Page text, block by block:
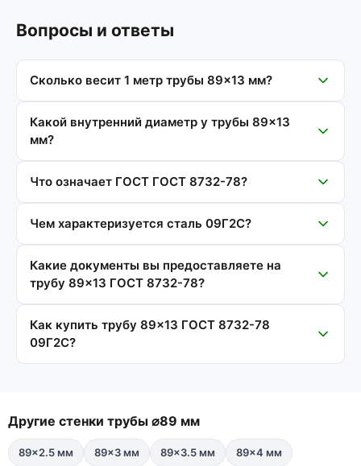
Вопросы и ответы
Сколько весит 1 метр трубы 89×13 мм?
Какой внутренний диаметр у трубы 89×13
мм?
Что означает ГОСТ ГОСТ 8732-78?
Чем характеризуется сталь 09Г2С?
Какие документы вы предоставляете на
трубу 89×13 ГОСТ 8732-78?
Как купить трубу 89×13 ГОСТ 8732-78
09Г2С?
Другие стенки трубы ⌀89 мм
89×2.5 мм 89×3 мм 89×3.5 мм 89×4 мм